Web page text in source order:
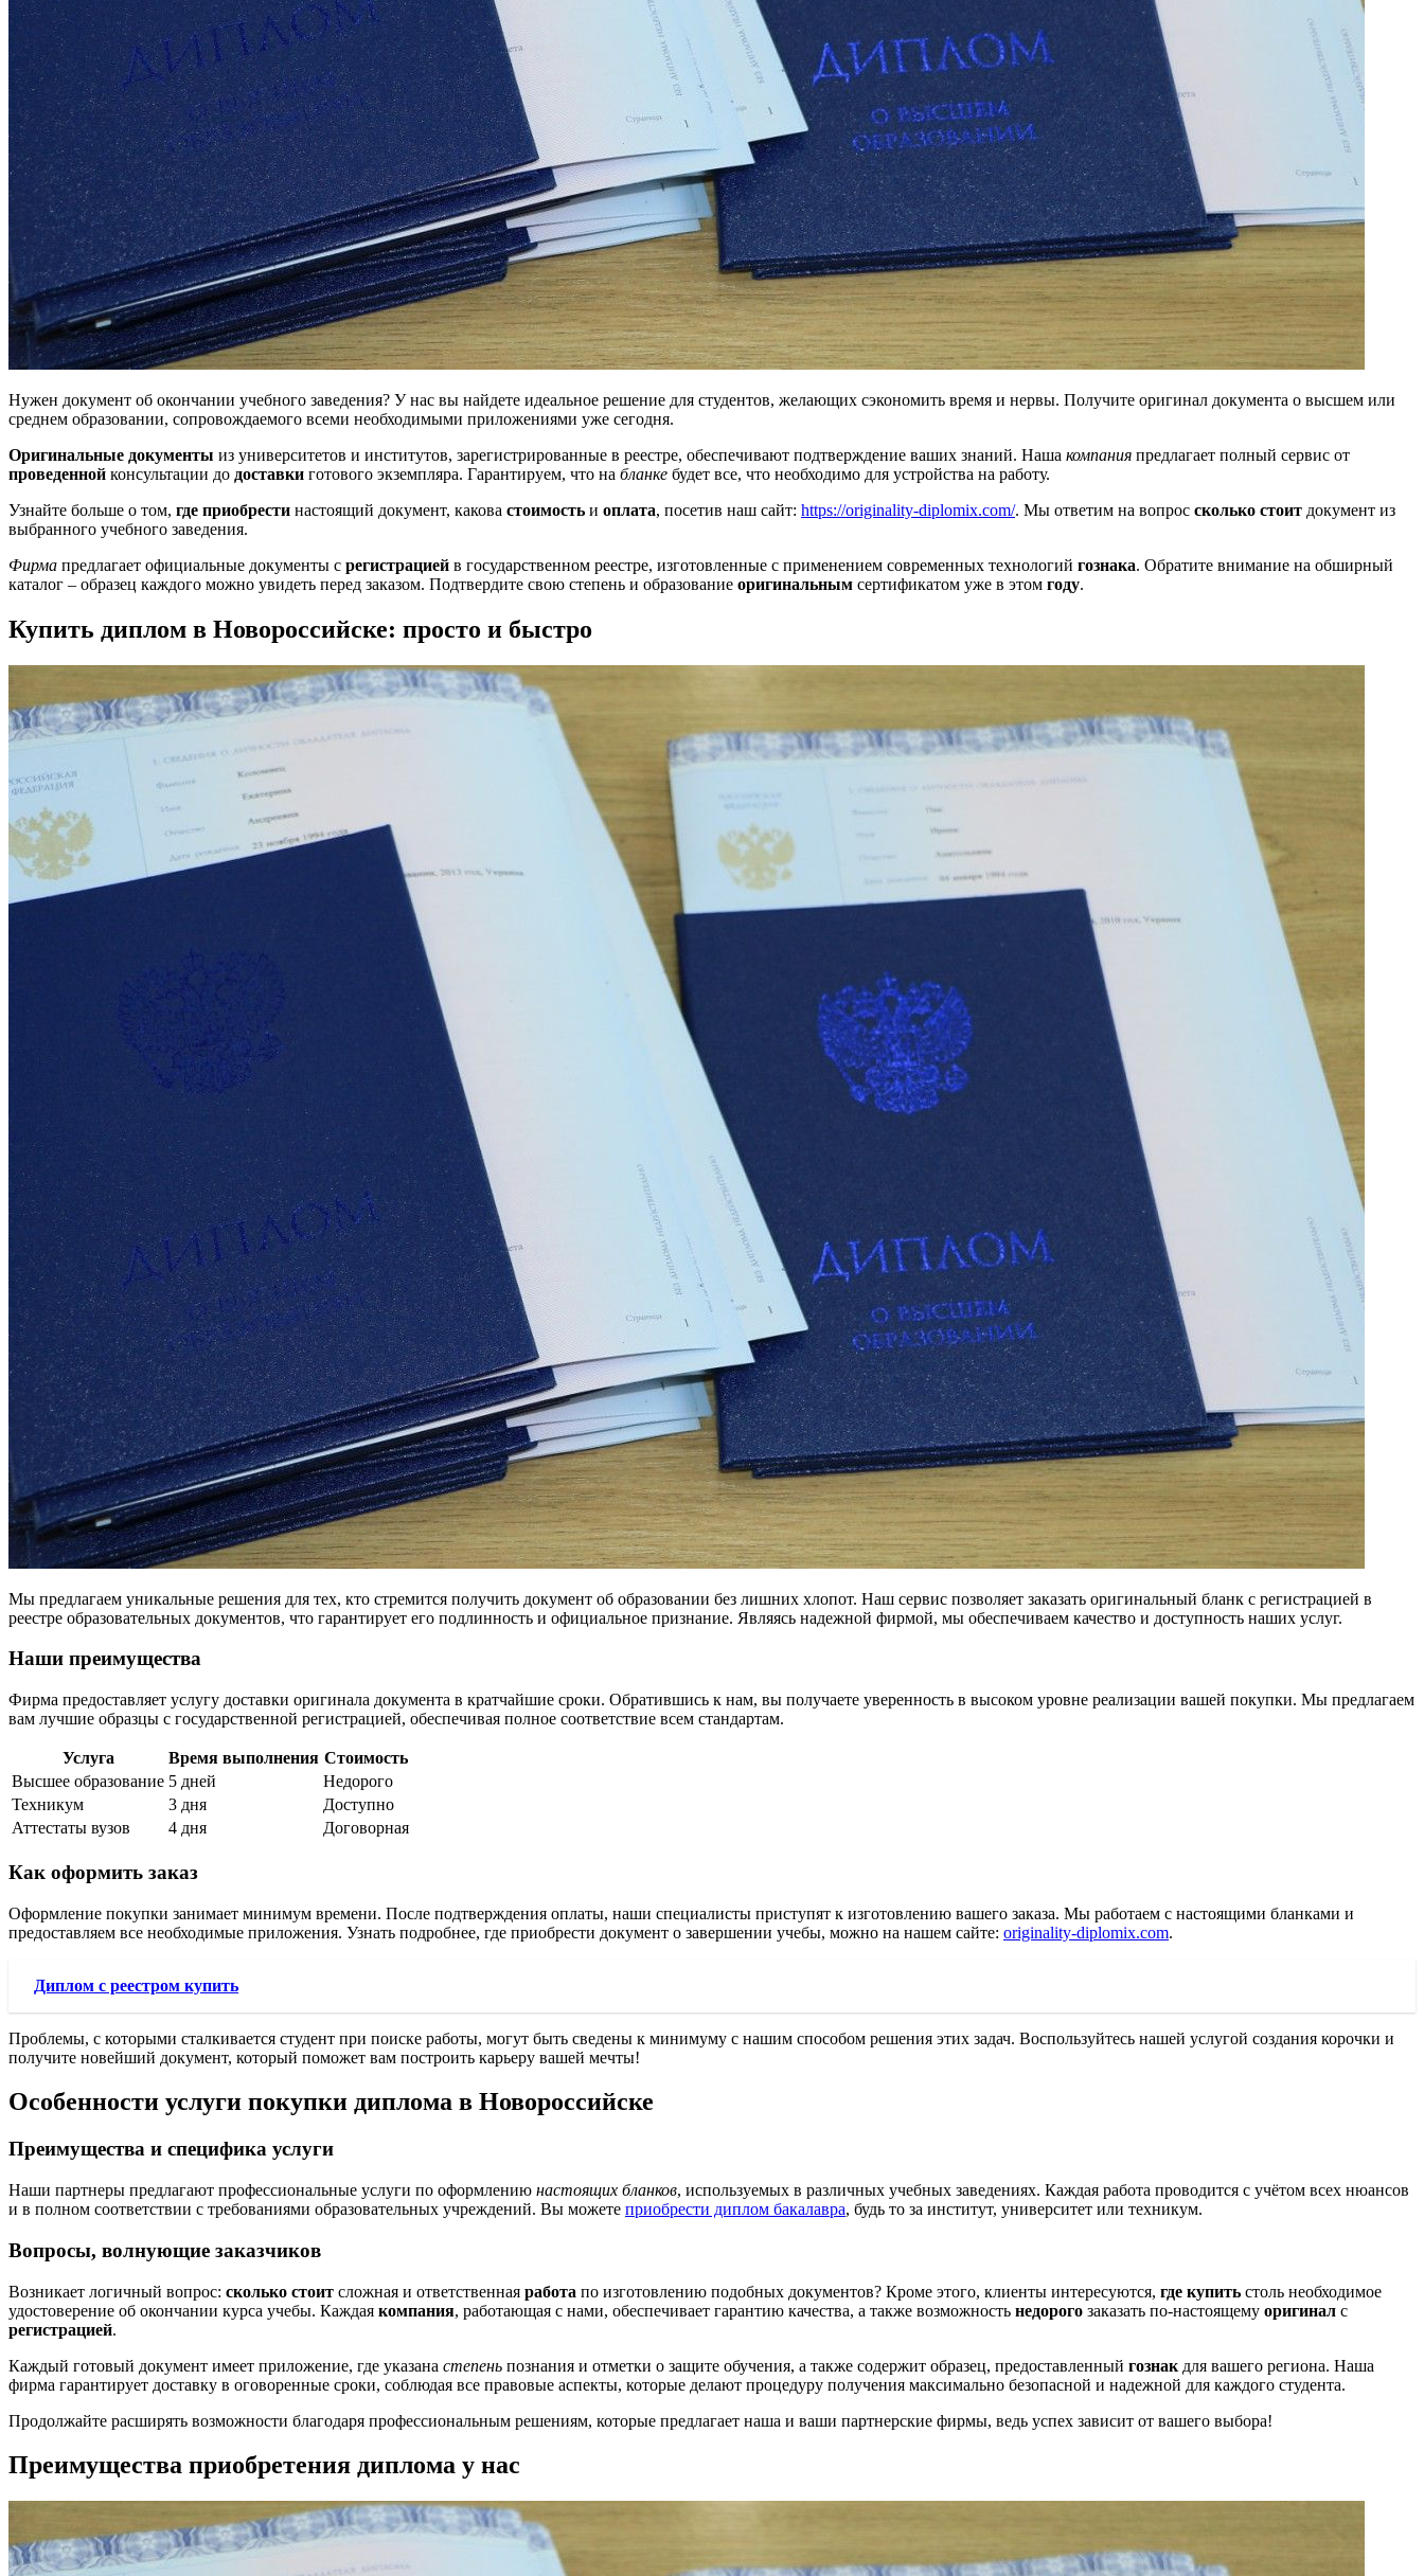
Нужен документ об окончании учебного заведения? У нас вы найдете идеальное решение для студентов, желающих сэкономить время и нервы. Получите оригинал документа о высшем или
среднем образовании, сопровождаемого всеми необходимыми приложениями уже сегодня.
Оригинальные документы из университетов и институтов, зарегистрированные в реестре, обеспечивают подтверждение ваших знаний. Наша компания предлагает полный сервис от
проведенной консультации до доставки готового экземпляра. Гарантируем, что на бланке будет все, что необходимо для устройства на работу.
Узнайте больше о том, где приобрести настоящий документ, какова стоимость и оплата, посетив наш сайт: https://originality-diplomix.com/. Мы ответим на вопрос сколько стоит документ из
выбранного учебного заведения.
Фирма предлагает официальные документы с регистрацией в государственном реестре, изготовленные с применением современных технологий гознака. Обратите внимание на обширный
каталог – образец каждого можно увидеть перед заказом. Подтвердите свою степень и образование оригинальным сертификатом уже в этом году.
Купить диплом в Новороссийске: просто и быстро
Мы предлагаем уникальные решения для тех, кто стремится получить документ об образовании без лишних хлопот. Наш сервис позволяет заказать оригинальный бланк с регистрацией в
реестре образовательных документов, что гарантирует его подлинность и официальное признание. Являясь надежной фирмой, мы обеспечиваем качество и доступность наших услуг.
Наши преимущества
Фирма предоставляет услугу доставки оригинала документа в кратчайшие сроки. Обратившись к нам, вы получаете уверенность в высоком уровне реализации вашей покупки. Мы предлагаем
вам лучшие образцы с государственной регистрацией, обеспечивая полное соответствие всем стандартам.
Услуга Время выполнения Стоимость
Высшее образование 5 дней
Недорого
Техникум
3 дня
Доступно
Аттестаты вузов
4 дня Договорная
Как оформить заказ
Оформление покупки занимает минимум времени. После подтверждения оплаты, наши специалисты приступят к изготовлению вашего заказа. Мы работаем с настоящими бланками и
предоставляем все необходимые приложения. Узнать подробнее, где приобрести документ о завершении учебы, можно на нашем сайте: originality-diplomix.com.
Диплом с реестром купить
Проблемы, с которыми сталкивается студент при поиске работы, могут быть сведены к минимуму с нашим способом решения этих задач. Воспользуйтесь нашей услугой создания корочки и
получите новейший документ, который поможет вам построить карьеру вашей мечты!
Особенности услуги покупки диплома в Новороссийске
Преимущества и специфика услуги
Наши партнеры предлагают профессиональные услуги по оформлению настоящих бланков, используемых в различных учебных заведениях. Каждая работа проводится с учётом всех нюансов
и в полном соответствии с требованиями образовательных учреждений. Вы можете приобрести диплом бакалавра, будь то за институт, университет или техникум.
Вопросы, волнующие заказчиков
Возникает логичный вопрос: сколько стоит сложная и ответственная работа по изготовлению подобных документов? Кроме этого, клиенты интересуются, где купить столь необходимое
удостоверение об окончании курса учебы. Каждая компания, работающая с нами, обеспечивает гарантию качества, а также возможность недорого заказать по-настоящему оригинал с
регистрацией.
Каждый готовый документ имеет приложение, где указана степень познания и отметки о защите обучения, а также содержит образец, предоставленный гознак для вашего региона. Наша
фирма гарантирует доставку в оговоренные сроки, соблюдая все правовые аспекты, которые делают процедуру получения максимально безопасной и надежной для каждого студента.
Продолжайте расширять возможности благодаря профессиональным решениям, которые предлагает наша и ваши партнерские фирмы, ведь успех зависит от вашего выбора!
Преимущества приобретения диплома у нас